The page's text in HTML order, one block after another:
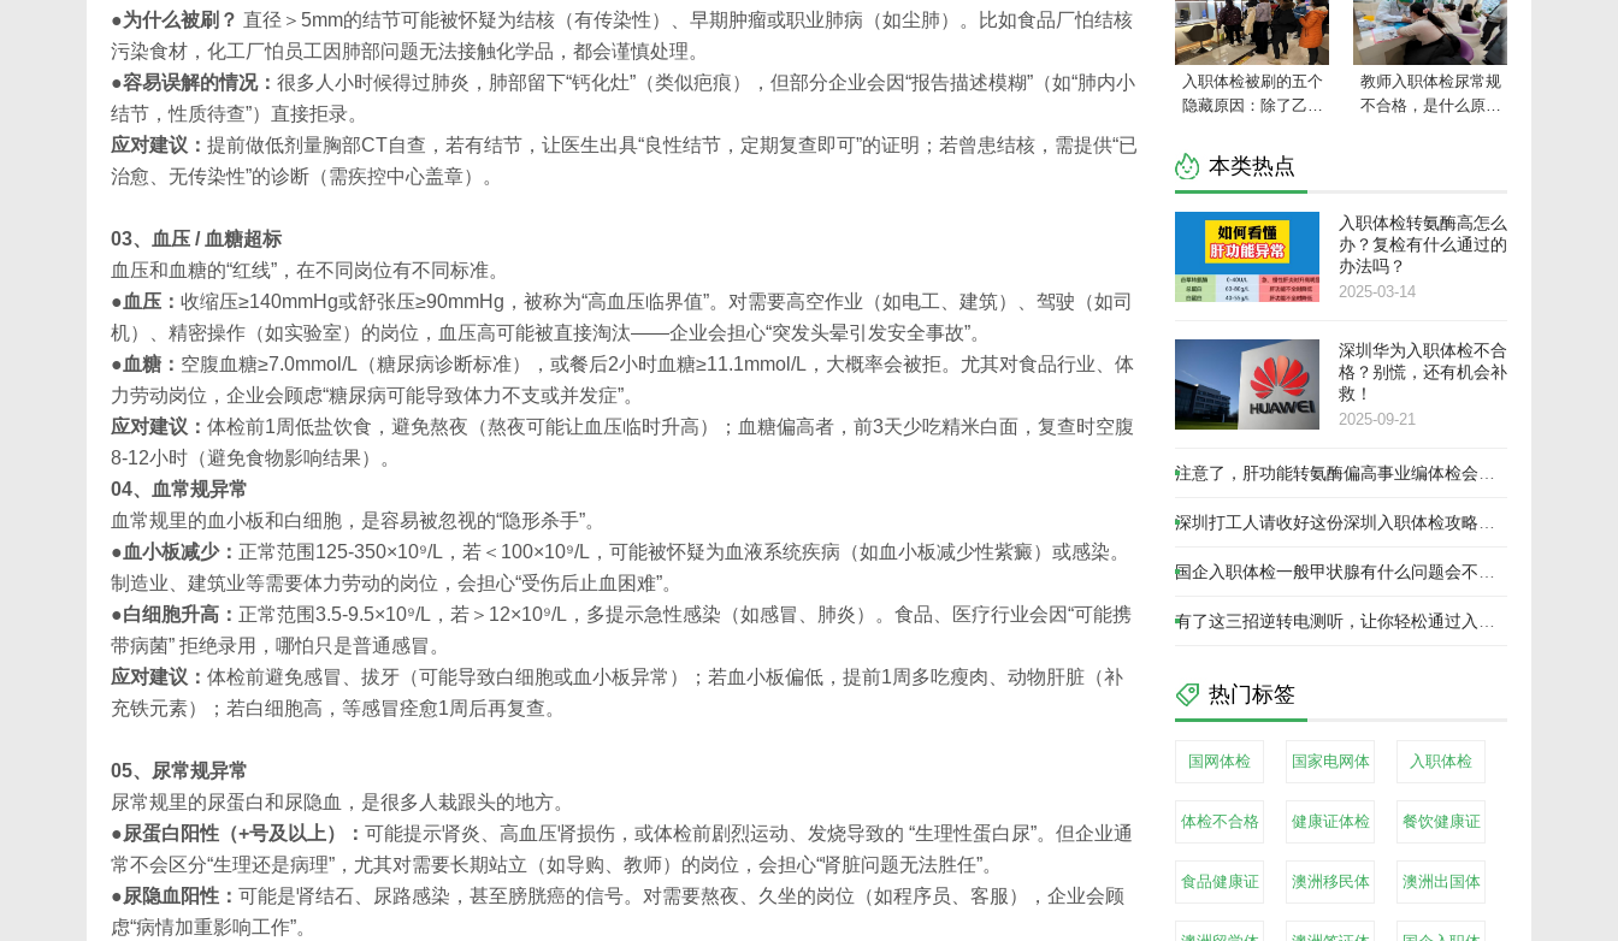
●为什么被刷？ 直径＞5mm的结节可能被怀疑为结核（有传染性）、早期肿瘤或职业肺病（如尘肺）。比如食品厂怕结核
污染食材，化工厂怕员工因肺部问题无法接触化学品，都会谨慎处理。
●容易误解的情况： 很多人小时候得过肺炎，肺部留下“钙化灶”（类似疤痕），但部分企业会因“报告描述模糊”（如“肺内小
结节，性质待查”）直接拒录。
应对建议： 提前做低剂量胸部CT自查，若有结节，让医生出具“良性结节，定期复查即可”的证明；若曾患结核，需提供“已
治愈、无传染性”的诊断（需疾控中心盖章）。
03、血压 / 血糖超标
血压和血糖的“红线”，在不同岗位有不同标准。
●血压： 收缩压≥140mmHg或舒张压≥90mmHg，被称为“高血压临界值”。对需要高空作业（如电工、建筑）、驾驶（如司
机）、精密操作（如实验室）的岗位，血压高可能被直接淘汰——企业会担心“突发头晕引发安全事故”。
●血糖： 空腹血糖≥7.0mmol/L（糖尿病诊断标准），或餐后2小时血糖≥11.1mmol/L，大概率会被拒。尤其对食品行业、体
力劳动岗位，企业会顾虑“糖尿病可能导致体力不支或并发症”。
应对建议： 体检前1周低盐饮食，避免熬夜（熬夜可能让血压临时升高）；血糖偏高者，前3天少吃精米白面，复查时空腹
8-12小时（避免食物影响结果）。
04、血常规异常
血常规里的血小板和白细胞，是容易被忽视的“隐形杀手”。
●血小板减少： 正常范围125-350×10⁹/L，若＜100×10⁹/L，可能被怀疑为血液系统疾病（如血小板减少性紫癜）或感染。
制造业、建筑业等需要体力劳动的岗位，会担心“受伤后止血困难”。
●白细胞升高： 正常范围3.5-9.5×10⁹/L，若＞12×10⁹/L，多提示急性感染（如感冒、肺炎）。食品、医疗行业会因“可能携
带病菌” 拒绝录用，哪怕只是普通感冒。
应对建议： 体检前避免感冒、拔牙（可能导致白细胞或血小板异常）；若血小板偏低，提前1周多吃瘦肉、动物肝脏（补
充铁元素）；若白细胞高，等感冒痊愈1周后再复查。
05、尿常规异常
尿常规里的尿蛋白和尿隐血，是很多人栽跟头的地方。
●尿蛋白阳性（+号及以上）： 可能提示肾炎、高血压肾损伤，或体检前剧烈运动、发烧导致的 “生理性蛋白尿”。但企业通
常不会区分“生理还是病理”，尤其对需要长期站立（如导购、教师）的岗位，会担心“肾脏问题无法胜任”。
●尿隐血阳性： 可能是肾结石、尿路感染，甚至膀胱癌的信号。对需要熬夜、久坐的岗位（如程序员、客服），企业会顾
虑“病情加重影响工作”。
入职体检被刷的五个
隐藏原因：除了乙肝
标…
教师入职体检尿常规
不合格，是什么原因
本类热点
入职体检转氨酶高怎么
办？复检有什么通过的
办法吗？
2025-03-14
深圳华为入职体检不合
格？别慌，还有机会补
救！
2025-09-21
注意了，肝功能转氨酶偏高事业编体检会不
合格！
深圳打工人请收好这份深圳入职体检攻略，
助你轻松入职通关!
国企入职体检一般甲状腺有什么问题会不合
格？
有了这三招逆转电测听，让你轻松通过入职
热门标签
国网体检 国家电网体 入职体检
体检不合格 健康证体检 餐饮健康证
食品健康证
澳洲移民体 澳洲出国体